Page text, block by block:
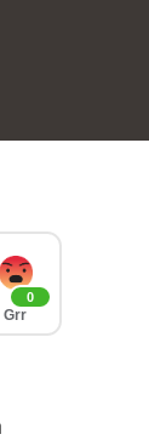
0
Grr